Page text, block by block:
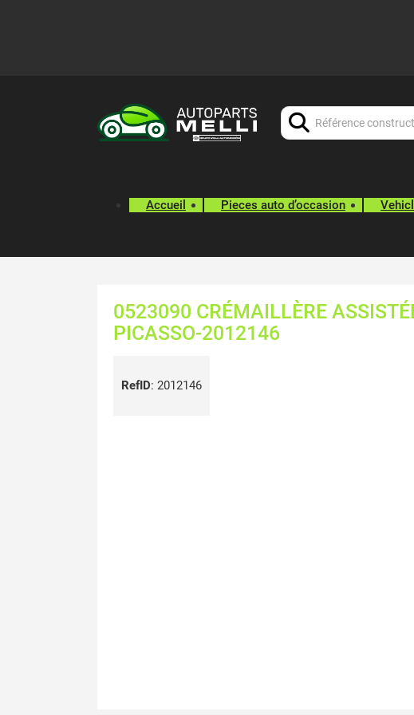
Accueil Pieces auto d’occasion
0523090 CRÉMAILLÈRE
PICASSO-2012146
RefID: 2012146